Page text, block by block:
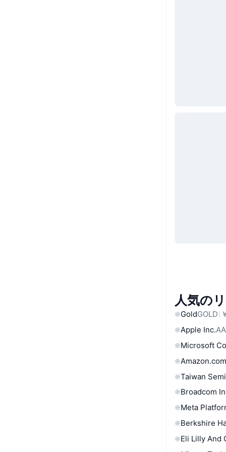
人気の
GoldGOLD
Apple Inc.
Microsoft
Taiwan
Broadcom
Meta
Berkshire
Eli Lilly And